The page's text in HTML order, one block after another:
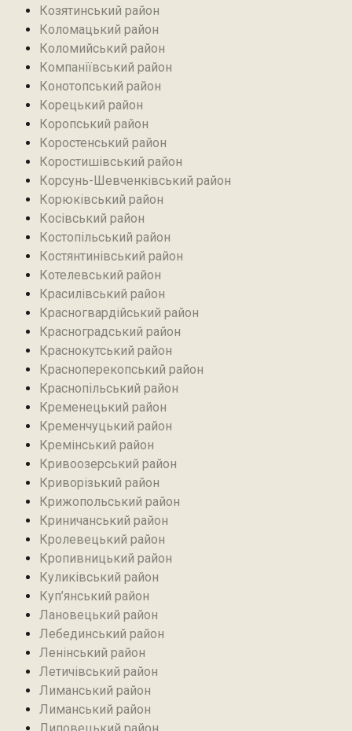
Козятинський район
Коломацький район
Коломийський район
Компаніївський район
Конотопський район
Корецький район
Коропський район
Коростенський район
Коростишівський район‎
Корсунь-Шевченківський район
Корюківський район
Косівський район
Костопільський район
Костянтинівський район‎
Котелевський район
Красилівський район
Красногвардійський район
Красноградський район
Краснокутський район
Красноперекопський район
Краснопільський район
Кременецький район
Кременчуцький район
Кремінський район‎
Кривоозерський район‎
Криворізький район
Крижопольський район
Криничанський район
Кролевецький район‎
Кропивницький район
Куликівський район
Куп’янський район
Лановецький район
Лебединський район
Ленінський район
Летичівський район
Лиманський район
Лиманський район